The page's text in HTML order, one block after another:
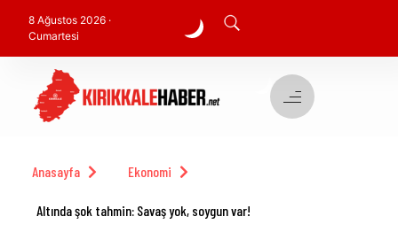
8 Ağustos 2026 ·
Cumartesi
Anasayfa Ekonomi
Altında şok tahmin: Savaş yok, soygun var!